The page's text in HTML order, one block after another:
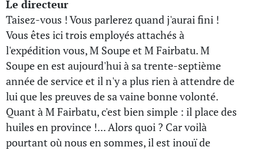
Le directeur
Taisez-vous ! Vous parlerez quand j'aurai fini !
Vous êtes ici trois employés attachés à
l'expédition vous, M Soupe et M Fairbatu. M
Soupe en est aujourd'hui à sa trente-septième
année de service et il n'y a plus rien à attendre de
lui que les preuves de sa vaine bonne volonté.
Quant à M Fairbatu, c'est bien simple : il place des
huiles en province !... Alors quoi ? Car voilà
pourtant où nous en sommes, il est inouï de